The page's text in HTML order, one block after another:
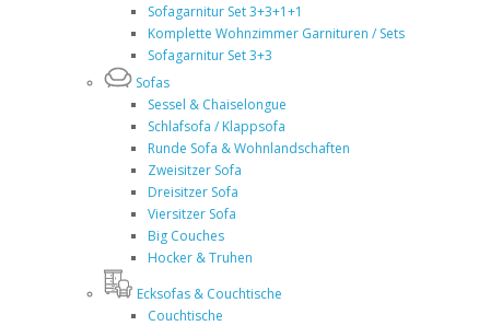
Sofagarnitur Set 3+3+1+1
Komplette Wohnzimmer Garnituren / Sets
Sofagarnitur Set 3+3
Sofas
Sessel & Chaiselongue
Schlafsofa / Klappsofa
Runde Sofa & Wohnlandschaften
Zweisitzer Sofa
Dreisitzer Sofa
Viersitzer Sofa
Big Couches
Hocker & Truhen
Ecksofas & Couchtische
Couchtische